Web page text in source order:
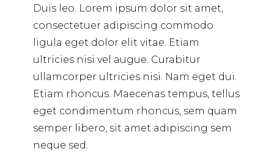
Duis leo. Lorem ipsum dolor sit amet,
consectetuer adipiscing commodo
ligula eget dolor elit vitae. Etiam
ultricies nisi vel augue. Curabitur
ullamcorper ultricies nisi. Nam eget dui.
Etiam rhoncus. Maecenas tempus, tellus
eget condimentum rhoncus, sem quam
semper libero, sit amet adipiscing sem
neque sed.